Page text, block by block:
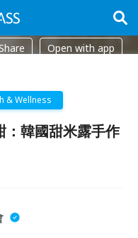
Open with app
& Wellness
：韓國甜米露手作